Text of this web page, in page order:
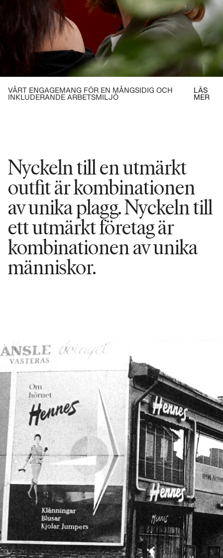
VÅRT ENGAGEMANG FÖR EN MÅNGSIDIG OCH
INKLUDERANDE ARBETSMILJÖ
LÄS
MER
Nyckeln till en utmärkt
outfit är kombinationen
av unika plagg. Nyckeln till
ett utmärkt företag är
kombinationen av unika
människor.